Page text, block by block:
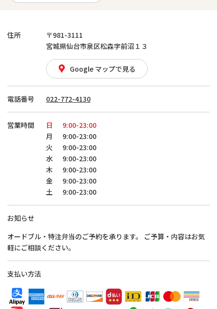
住所
〒981-3111
宮城県仙台市泉区松森字前沼１３
Google マップで見る
電話番号 022-772-4130
営業時間 日
9:00-23:00
月
9:00-23:00
火
9:00-23:00
水
9:00-23:00
木
9:00-23:00
金
9:00-23:00
土
9:00-23:00
お知らせ
オードブル・特注弁当のご予約を承ります。 ご予算・内容はお気
軽にご相談ください。
支払い方法